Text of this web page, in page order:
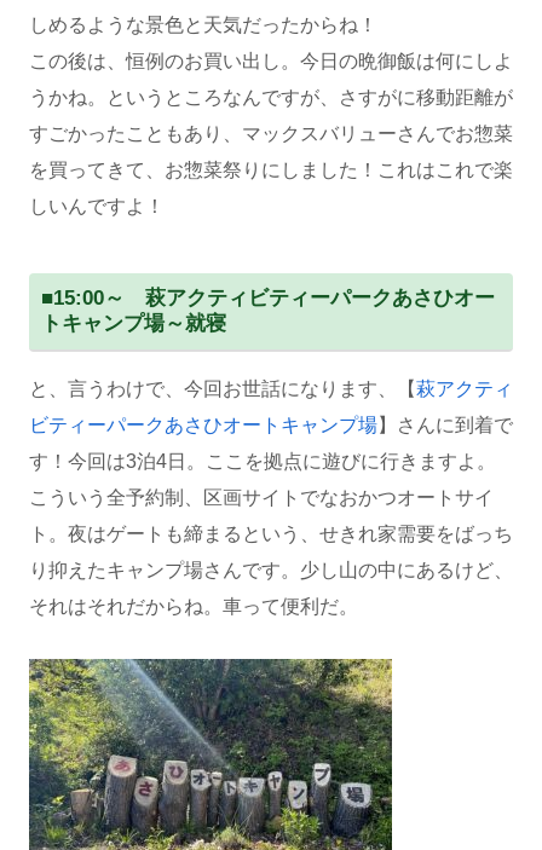
しめるような景色と天気だったからね！
この後は、恒例のお買い出し。今日の晩御飯は何にしよ
うかね。というところなんですが、さすがに移動距離が
すごかったこともあり、マックスバリューさんでお惣菜
を買ってきて、お惣菜祭りにしました！これはこれで楽
しいんですよ！
■15:00～ 萩アクティビティーパークあさひオー
トキャンプ場～就寝
と、言うわけで、今回お世話になります、【萩アクティ
ビティーパークあさひオートキャンプ場】さんに到着で
す！今回は3泊4日。ここを拠点に遊びに行きますよ。
こういう全予約制、区画サイトでなおかつオートサイ
ト。夜はゲートも締まるという、せきれ家需要をばっち
り抑えたキャンプ場さんです。少し山の中にあるけど、
それはそれだからね。車って便利だ。